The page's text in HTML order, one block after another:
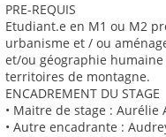
PRE-REQUIS
Etudiant.e en M1 ou M2
urbanisme et / ou
et/ou géographie
territoires de montagne.
ENCADREMENT DU STAGE
• Maitre de stage : Aurélie
• Autre encadrante :